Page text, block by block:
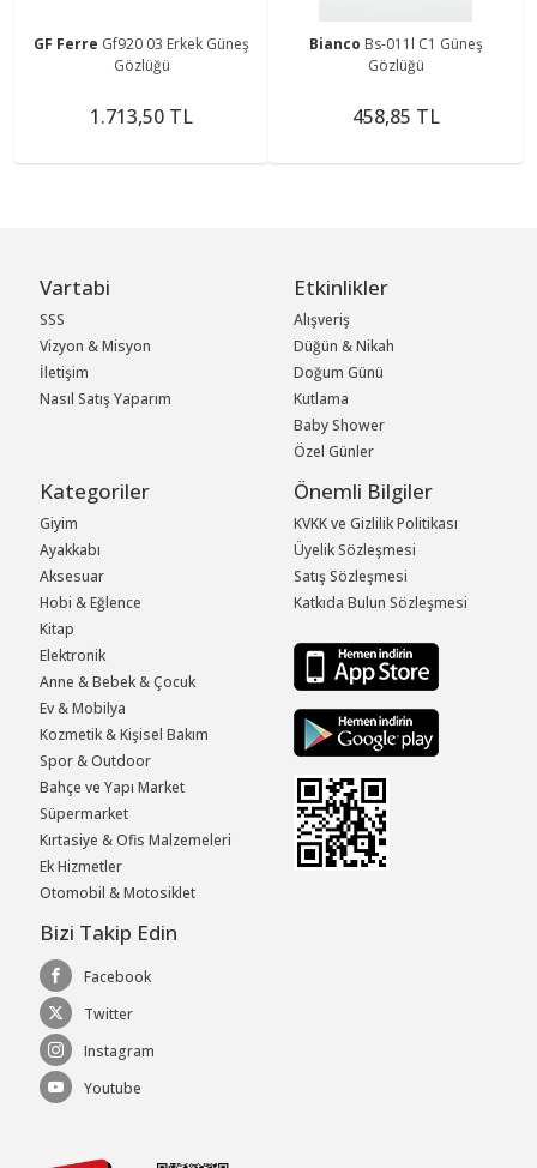
GF Ferre Gf920 03 Erkek Güneş
Gözlüğü
1.713,50 TL
Bianco Bs-011l C1 Güneş
Gözlüğü
458,85 TL
Vartabi
SSS
Vizyon & Misyon
İletişim
Nasıl Satış Yaparım
Etkinlikler
Alışveriş
Düğün & Nikah
Doğum Günü
Kutlama
Baby Shower
Özel Günler
Kategoriler
Giyim
Ayakkabı
Aksesuar
Hobi & Eğlence
Kitap
Elektronik
Anne & Bebek & Çocuk
Ev & Mobilya
Kozmetik & Kişisel Bakım
Spor & Outdoor
Bahçe ve Yapı Market
Süpermarket
Kırtasiye & Ofis Malzemeleri
Ek Hizmetler
Otomobil & Motosiklet
Önemli Bilgiler
KVKK ve Gizlilik Politikası
Üyelik Sözleşmesi
Satış Sözleşmesi
Katkıda Bulun Sözleşmesi
Bizi Takip Edin
Facebook
Twitter
Instagram
Youtube